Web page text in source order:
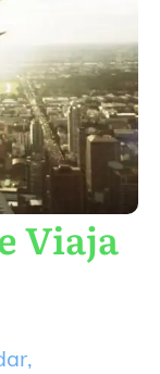
Viaja